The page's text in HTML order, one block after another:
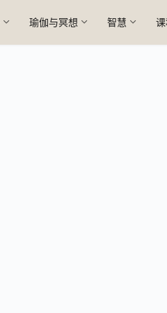
瑜伽与冥想 智慧